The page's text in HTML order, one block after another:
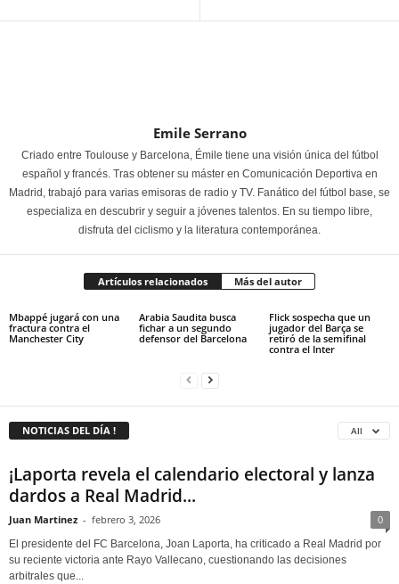
Emile Serrano
Criado entre Toulouse y Barcelona, Émile tiene una visión única del fútbol
español y francés. Tras obtener su máster en Comunicación Deportiva en
Madrid, trabajó para varias emisoras de radio y TV. Fanático del fútbol base, se
especializa en descubrir y seguir a jóvenes talentos. En su tiempo libre,
disfruta del ciclismo y la literatura contemporánea.
Artículos relacionados Más del autor
Mbappé jugará con una
fractura contra el
Manchester City
Arabia Saudita busca
fichar a un segundo
defensor del Barcelona
Flick sospecha que un
jugador del Barça se
retiró de la semifinal
contra el Inter
NOTICIAS DEL DÍA ! All
¡Laporta revela el calendario electoral y lanza
dardos a Real Madrid...
Juan Martinez - febrero 3, 2026 0
El presidente del FC Barcelona, Joan Laporta, ha criticado a Real Madrid por
su reciente victoria ante Rayo Vallecano, cuestionando las decisiones
arbitrales que...